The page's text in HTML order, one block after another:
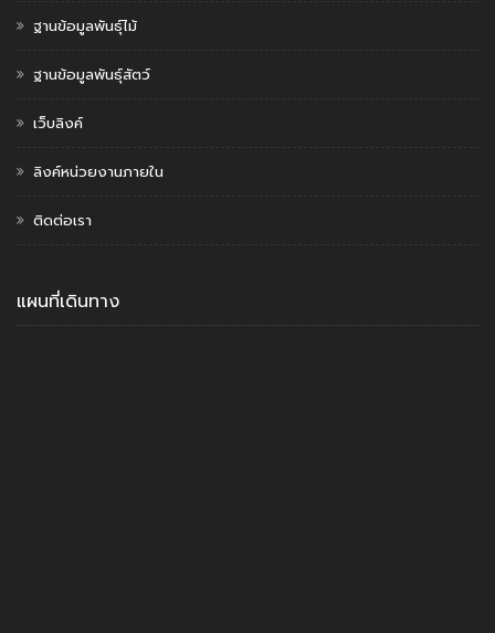
ฐานข้อมูลพันธุ์ไม้
ฐานข้อมูลพันธุ์สัตว์
เว็บลิงค์
ลิงค์หน่วยงานภายใน
ติดต่อเรา
แผนที่เดินทาง